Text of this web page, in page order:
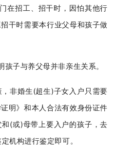
在招工、招干时，因怕其他行
干时需要本行业父母和孩子做
子与养父母并非亲生关系。
非婚生(超生)子女入户只需要
明》和本人合法有效身份证件
(或)母带上要入户的孩子，去
机构进行鉴定即可。